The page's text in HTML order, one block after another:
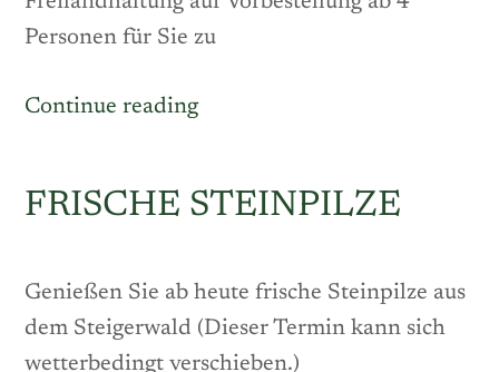
Personen für Sie zu
Continue reading„Bauerngänse
FRISCHE STEINPILZE
Genießen Sie ab heute frische Steinpilze aus
dem Steigerwald (Dieser Termin kann sich
wetterbedingt verschieben.)